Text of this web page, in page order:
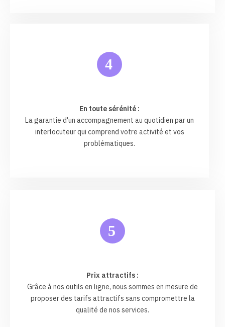
4
En toute sérénité :
La garantie d'un accompagnement au quotidien par un
interlocuteur qui comprend votre activité et vos
problématiques.
5
Prix attractifs :
Grâce à nos outils en ligne, nous sommes en mesure de
proposer des tarifs attractifs sans compromettre la
qualité de nos services.